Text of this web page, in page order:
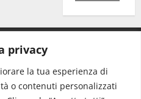
privacy
la tua esperienza di
o contenuti personalizzati